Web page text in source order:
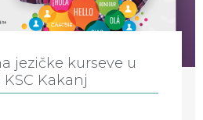
jezičke kurseve u
Kakanj